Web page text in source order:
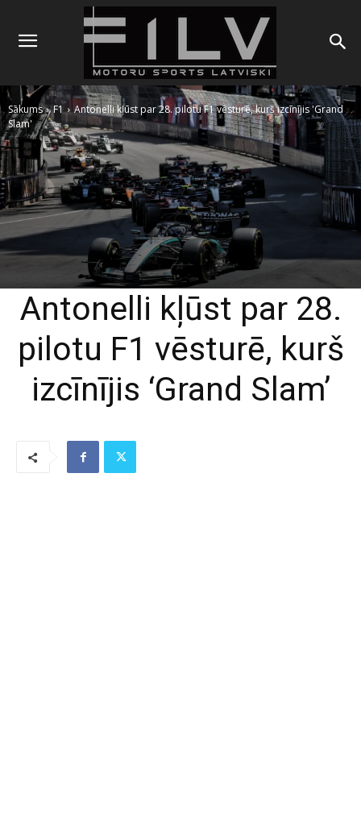
Sākums F1
Antonelli kļūst par 28. pilotu F1 vēsturē, kurš izcīnījis 'Grand
Slam'
Antonelli kļūst par 28.
pilotu F1 vēsturē, kurš
izcīnījis ‘Grand Slam’